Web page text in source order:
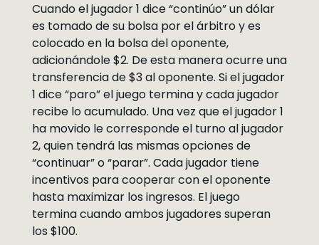
Cuando el jugador 1 dice “continúo” un dólar
es tomado de su bolsa por el árbitro y es
colocado en la bolsa del oponente,
adicionándole $2. De esta manera ocurre una
transferencia de $3 al oponente. Si el jugador
1 dice “paro” el juego termina y cada jugador
recibe lo acumulado. Una vez que el jugador 1
ha movido le corresponde el turno al jugador
2, quien tendrá las mismas opciones de
“continuar” o “parar”. Cada jugador tiene
incentivos para cooperar con el oponente
hasta maximizar los ingresos. El juego
termina cuando ambos jugadores superan
los $100.